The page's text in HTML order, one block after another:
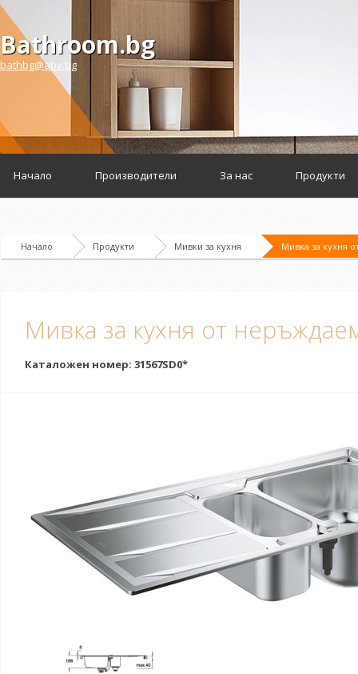
Bathroom.bg
bathbg@abv.bg
Начало Производители За нас Продукти
Начало Продукти Мивки за кухня Мивка за кухня
Мивка за кухня от
Каталожен номер: 31567SD0*